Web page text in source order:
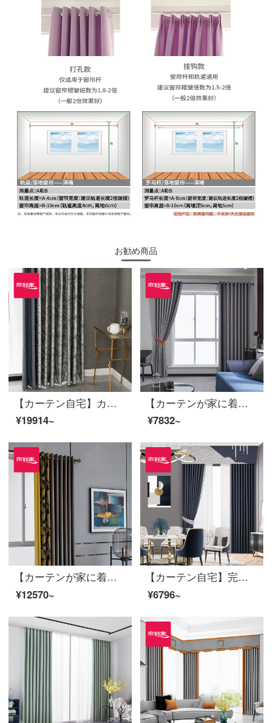
お勧め商品
【カーテン自宅】カーテン完成品の高遮光きらびやかな星河落下窓リビングルームの高精密つなぎ合わせ定型化には、裏地LDC 20 FWC-穴あけ/カーテンヘッドを含まない(高さ2.6メートル以内で変更可能)XLのカーテンセット/ダブルオープン(適用窓の幅4.1-1.4メートル)
¥19914~
【カーテンが家に着く】軽贅沢で簡単な高遮光継ぎ手ロンドン雨夜カーテン製品2020新型リビングルームカスタムダウンウィンドウのカーテンLDC 20 SSC-56 Sフック/カーテンなし(高さ2.6 m以内で変更可能)XLのカーテンセット/ダブルオープン(適用窓幅3.2-3.5メートル)
¥7832~
【カーテンが家に着く】軽奢高遮光完成品のカーテンをつなぎ合わせて花を咲かせるファッション的な黒DJリビングルームの部屋に注文して床に下ろす窓は裏地LDC 20 SSC-50ホールを含む/カーテンヘッドを含まない(高さ2.6 m以内で変更可能)XLのカーテンセット/ダブルオープン(適用窓の幅は4.1-4.4 m)
¥12570~
【カーテン自宅】完成品のカーテン現代高遮光のカーテンのつなぎ合わせが簡単でファッション的で、高精密ジャカードカスタムリビングルームの床の窓LDC 20 SSB-0801 Sフック/カーテンなし（高さ2.6メートル以内で変更可能）Sのカーテンセット/ダブルオープン（適用窓幅2-2.6メートル）
¥6796~